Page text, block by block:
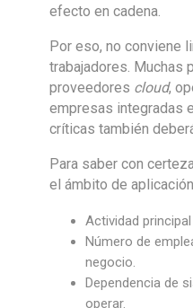
efecto en cadena.
Por eso, no conviene
trabajadores. Muchas
proveedores cloud,
empresas integradas
críticas también
Para saber con
el ámbito de
Actividad
Número de
negocio.
Dependencia de
operar.